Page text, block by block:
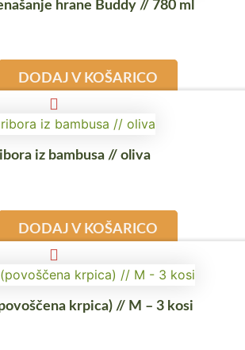
hrane Buddy // 780 ml
DODAJ V KOŠARICO
iz bambusa // oliva
DODAJ V KOŠARICO
krpica) // M – 3 kosi